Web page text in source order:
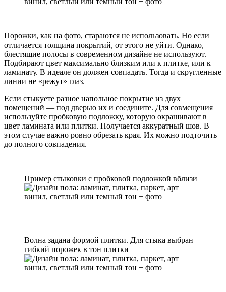
Порожки, как на фото, стараются не использовать. Но если
отличается толщина покрытий, от этого не уйти. Однако,
блестящие полосы в современном дизайне не используют.
Подбирают цвет максимально близким или к плитке, или к
ламинату. В идеале он должен совпадать. Тогда и скругленные
линии не «режут» глаз.
Если стыкуете разное напольное покрытие из двух
помещений — под дверью их и соедините. Для совмещения
используйте пробковую подложку, которую окрашивают в
цвет ламината или плитки. Получается аккуратный шов. В
этом случае важно ровно обрезать края. Их можно подточить
до полного совпадения.
Пример стыковки с пробковой подложкой вблизи
Волна задана формой плитки. Для стыка выбран
гибкий порожек в тон плитки